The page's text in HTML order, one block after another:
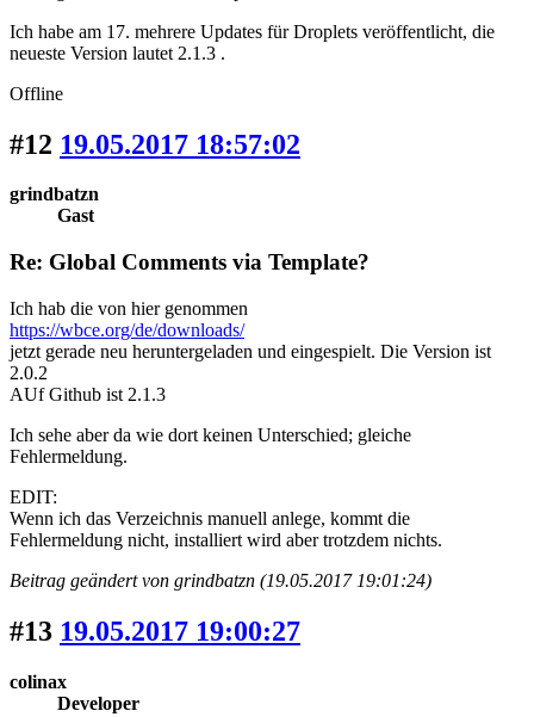
Ich habe am 17. mehrere Updates für Droplets veröffentlicht, die
neueste Version lautet 2.1.3 .
Offline
#12 19.05.2017 18:57:02
grindbatzn
Gast
Re: Global Comments via Template?
Ich hab die von hier genommen
https://wbce.org/de/downloads/
jetzt gerade neu heruntergeladen und eingespielt. Die Version ist
2.0.2
AUf Github ist 2.1.3
Ich sehe aber da wie dort keinen Unterschied; gleiche
Fehlermeldung.
EDIT:
Wenn ich das Verzeichnis manuell anlege, kommt die
Fehlermeldung nicht, installiert wird aber trotzdem nichts.
Beitrag geändert von grindbatzn (19.05.2017 19:01:24)
#13 19.05.2017 19:00:27
colinax
Developer